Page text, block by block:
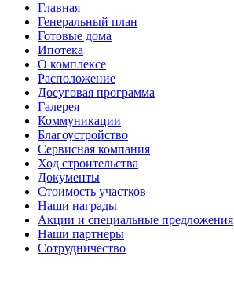
Главная
Генеральный план
Готовые дома
Ипотека
О комплексе
Расположение
Досуговая программа
Галерея
Коммуникации
Благоустройство
Сервисная компания
Ход строительства
Документы
Стоимость участков
Наши награды
Акции и специальные предложения
Наши партнеры
Сотрудничество